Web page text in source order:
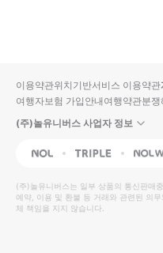
입니
다.
높
은
순
동
영
상
순
상
이용약관위치기반서비스 이용약관
여행자보험 가입안내여행약관분쟁
(주)놀유니버스 사업자 정보
NOL Triple
(주)놀유니버스는 일부 상품의 통신판매
예약, 이용 및 환불 등 거래와 관련된 의
체 책임을 지지 않습니다.